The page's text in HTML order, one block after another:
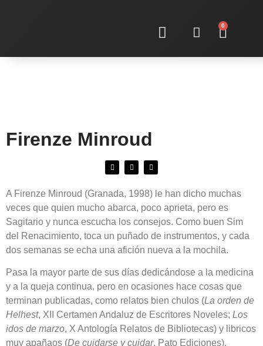
0
Firenze Minroud
A Firenze Minroud (Granada, 1998) le han dicho muchas
veces que quien mucho abarca, poco aprieta, pero es
Sagitario y nunca escucha los consejos. Como buen Sim
del Renacimiento, toca un puñado de instrumentos, y cada
dos semanas se echa una afición nueva a la mochila.
Pasa la mayor parte de sus días dedicándose a la medicina
y a la queja continua, pero en ocasiones hace cosas que
terminan publicadas, como relatos bien chulos (La orden de
Helhest, XII Certamen Andaluz de Escritores Noveles; Los
idos de marzo, X Antología Relatos de Bibliotecas) y libricos
muy apañaos (De cuidarse y cuidar, Pato Ediciones).